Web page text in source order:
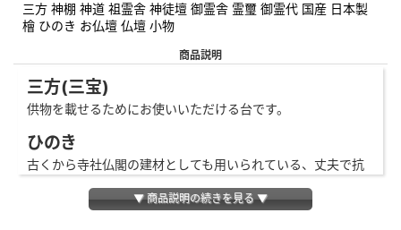
三方 神棚 神道 祖霊舎 神徒壇 御霊舎 霊璽 御霊代 国産 日本製
檜 ひのき お仏壇 仏壇 小物
商品説明
三方(三宝)
供物を載せるためにお使いいただける台です。
ひのき
古くから寺社仏閣の建材としても用いられている、丈夫で抗
安心の品質、国産神具
▼ 商品説明の続きを見る ▼